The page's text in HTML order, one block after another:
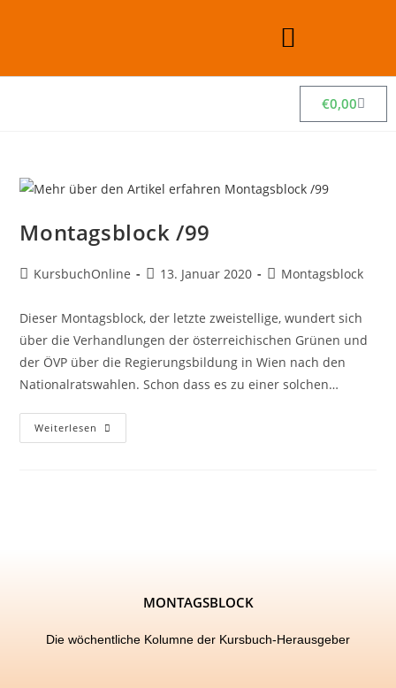
€0,00
Montagsblock /99
KursbuchOnline 13. Januar 2020 Montagsblock
Dieser Montagsblock, der letzte zweistellige, wundert sich
über die Verhandlungen der österreichischen Grünen und
der ÖVP über die Regierungsbildung in Wien nach den
Nationalratswahlen. Schon dass es zu einer solchen…
Weiterlesen
MONTAGSBLOCK
Die wöchentliche Kolumne der Kursbuch-Herausgeber